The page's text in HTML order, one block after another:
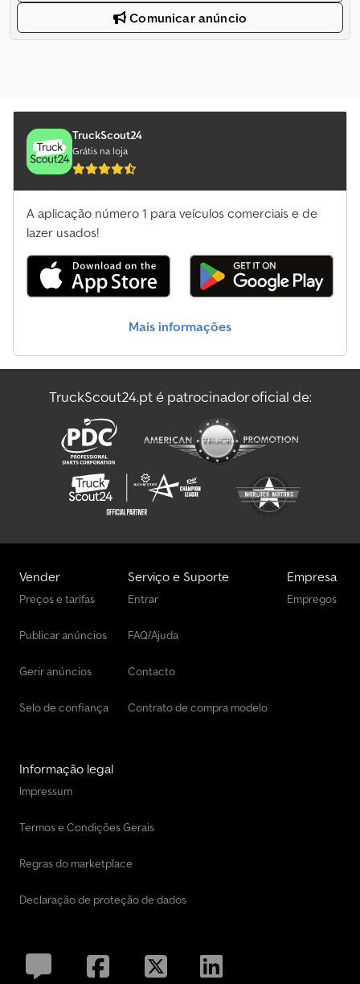
Comunicar anúncio
TruckScout24
Grátis na loja
A aplicação número 1 para veículos comerciais e de
lazer usados!
Mais informações
TruckScout24.pt é patrocinador oficial de:
Vender
Preços e tarifas
Publicar anúncios
Gerir anúncios
Selo de confiança
Serviço e Suporte
Entrar
FAQ/Ajuda
Contacto
Contrato de compra modelo
Empresa
Empregos
Informação legal
Impressum
Termos e Condições Gerais
Regras do marketplace
Declaração de proteção de dados